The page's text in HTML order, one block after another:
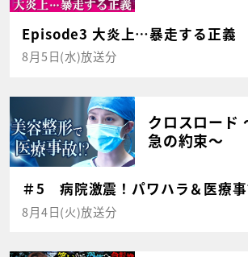
Episode3 大炎上…暴走する正義
8月5日(水)放送分
クロスロード
急の約束～
＃5 病院激震！パワハラ＆医療
8月4日(火)放送分